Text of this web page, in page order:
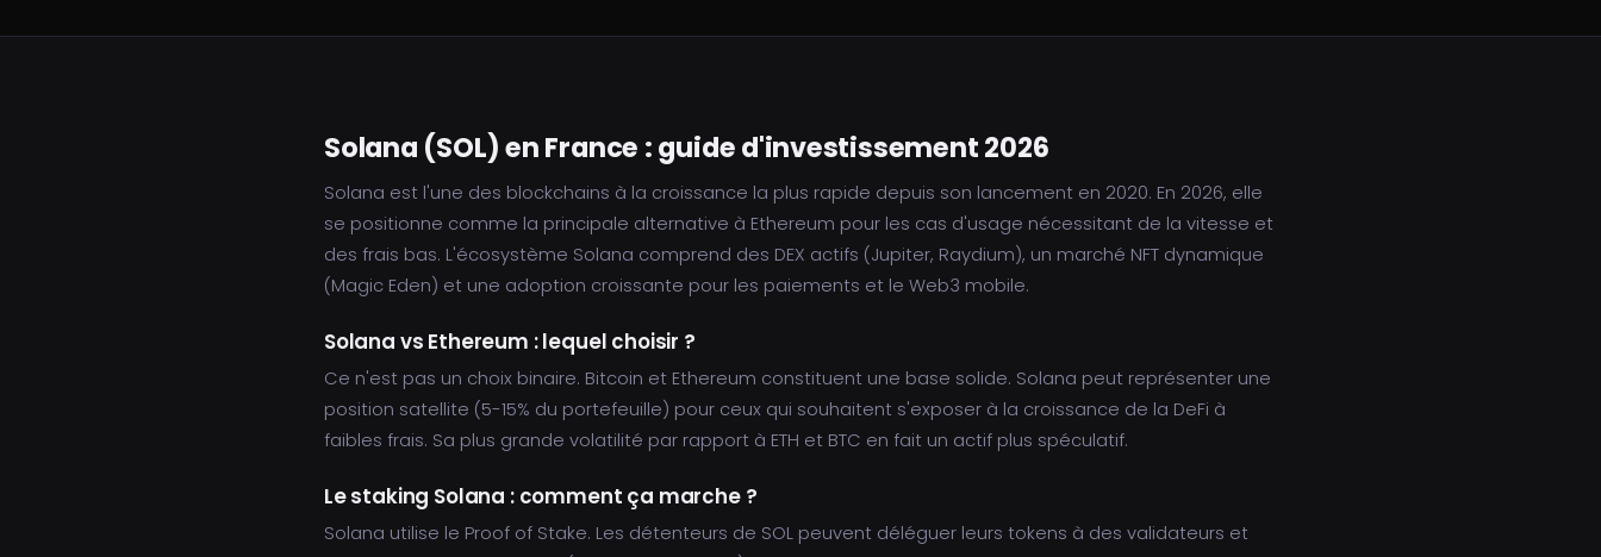
Solana (SOL) en France : guide d'investissement 2026
Solana est l'une des blockchains à la croissance la plus rapide depuis son lancement en 2020. En 2026, elle
se positionne comme la principale alternative à Ethereum pour les cas d'usage nécessitant de la vitesse et
des frais bas. L'écosystème Solana comprend des DEX actifs (Jupiter, Raydium), un marché NFT dynamique
(Magic Eden) et une adoption croissante pour les paiements et le Web3 mobile.
Solana vs Ethereum : lequel choisir ?
Ce n'est pas un choix binaire. Bitcoin et Ethereum constituent une base solide. Solana peut représenter une
position satellite (5-15% du portefeuille) pour ceux qui souhaitent s'exposer à la croissance de la DeFi à
faibles frais. Sa plus grande volatilité par rapport à ETH et BTC en fait un actif plus spéculatif.
Le staking Solana : comment ça marche ?
Solana utilise le Proof of Stake. Les détenteurs de SOL peuvent déléguer leurs tokens à des validateurs et